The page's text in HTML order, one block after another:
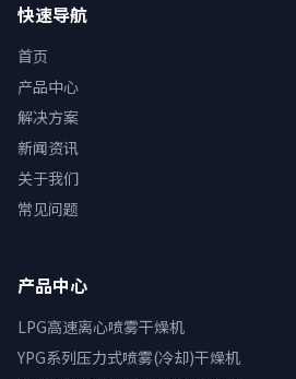
快速导航
首页
产品中心
解决方案
新闻资讯
关于我们
常见问题
产品中心
LPG高速离心喷雾干燥机
YPG系列压力式喷雾(冷却)干燥机